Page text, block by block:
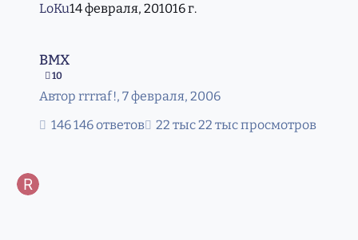
LoKu14 февраля, 201016 г.
BMX
10
Автор rrrraf!, 7 февраля, 2006
146 ответов
22 тыс просмотров